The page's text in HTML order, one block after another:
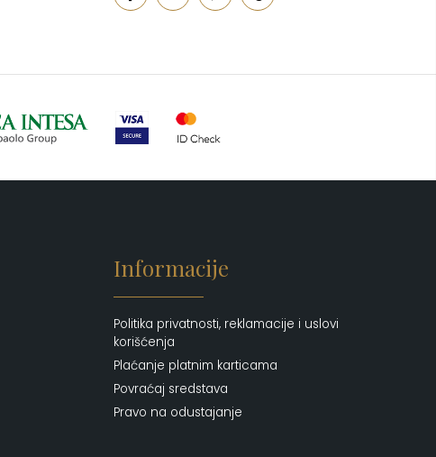
Neseseri (17)
Ogledalo (6)
Pepe Jeans Ranac
Putni program (50)
Tašne (69)
Uncategorized
Informacije
Politika privatnosti, reklamacije i uslovi
korišćenja
Plaćanje platnim karticama
Povraćaj sredstava
Pravo na odustajanje